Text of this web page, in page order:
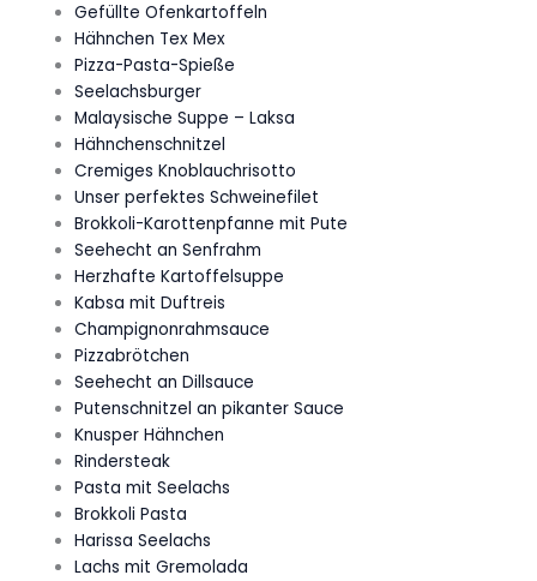
Gefüllte Ofenkartoffeln
Hähnchen Tex Mex
Pizza-Pasta-Spieße
Seelachsburger
Malaysische Suppe – Laksa
Hähnchenschnitzel
Cremiges Knoblauchrisotto
Unser perfektes Schweinefilet
Brokkoli-Karottenpfanne mit Pute
Seehecht an Senfrahm
Herzhafte Kartoffelsuppe
Kabsa mit Duftreis
Champignonrahmsauce
Pizzabrötchen
Seehecht an Dillsauce
Putenschnitzel an pikanter Sauce
Knusper Hähnchen
Rindersteak
Pasta mit Seelachs
Brokkoli Pasta
Harissa Seelachs
Lachs mit Gremolada